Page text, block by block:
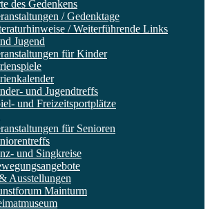
des Gedenkens
/ Gedenktage
/ Weiterführende Links
Jugend
für Kinder
und Jugendtreffs
und Freizeitsportplätze
für Senioren
und Singkreise
Ausstellungen
Mainturm